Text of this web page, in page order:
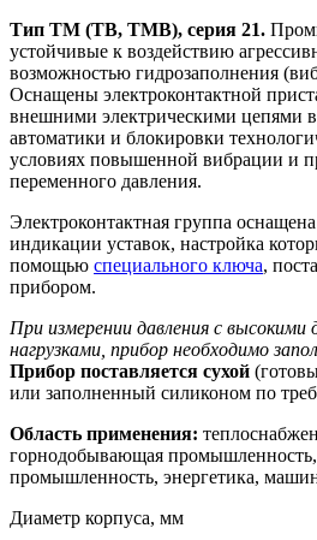
Тип ТМ (ТВ, ТМВ), серия 21.
устойчивые к воздействию
возможностью гидрозаполнения
Оснащены электроконтактной
внешними электрическими цепями
автоматики и блокировки
условиях повышенной вибрации и
переменного давления.
Электроконтактная группа
индикации уставок, настройка
помощью специального ключа,
прибором.
При измерении давления с высокими
нагрузками, прибор необходимо
Прибор поставляется сухой
или заполненный силиконом по
Область применения:
горнодобывающая
промышленность, энергетика,
Диаметр корпуса, мм